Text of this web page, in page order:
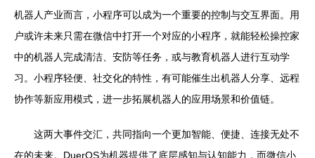
机器人产业而言，小程序可以成为一个重要的控制与交互界面。用
户或许未来只需在微信中打开一个对应的小程序，就能轻松操控家
中的机器人完成清洁、安防等任务，或与教育机器人进行互动学
习。小程序轻便、社交化的特性，有可能催生出机器人分享、远程
协作等新应用模式，进一步拓展机器人的应用场景和价值链。
这两大事件交汇，共同指向一个更加智能、便捷、连接无处不
在的未来。DuerOS为机器提供了底层感知与认知能力，而微信小